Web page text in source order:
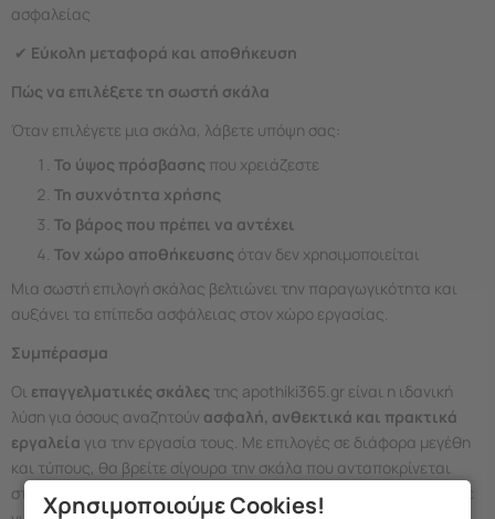
ασφαλείας
✔ Εύκολη μεταφορά και αποθήκευση
Πώς να επιλέξετε τη σωστή σκάλα
Όταν επιλέγετε μια σκάλα, λάβετε υπόψη σας:
Το ύψος πρόσβασης που χρειάζεστε
Τη συχνότητα χρήσης
Το βάρος που πρέπει να αντέχει
Τον χώρο αποθήκευσης όταν δεν χρησιμοποιείται
Μια σωστή επιλογή σκάλας βελτιώνει την παραγωγικότητα και
αυξάνει τα επίπεδα ασφάλειας στον χώρο εργασίας.
Συμπέρασμα
Οι επαγγελματικές σκάλες της apothiki365.gr είναι η ιδανική
λύση για όσους αναζητούν ασφαλή, ανθεκτικά και πρακτικά
εργαλεία για την εργασία τους. Με επιλογές σε διάφορα μεγέθη
και τύπους, θα βρείτε σίγουρα την σκάλα που ανταποκρίνεται
στις ανάγκες σας — είτε πρόκειται για επαγγελματική χρήση, είτε
Χρησιμοποιούμε Cookies!